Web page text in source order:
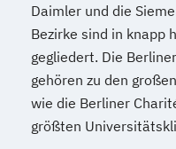
Daimler und die
Bezirke sind in knapp
gegliedert. Die
gehören zu den
wie die Berliner
größten